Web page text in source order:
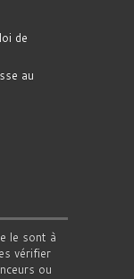
de
au
le sont à
vérifier
ou